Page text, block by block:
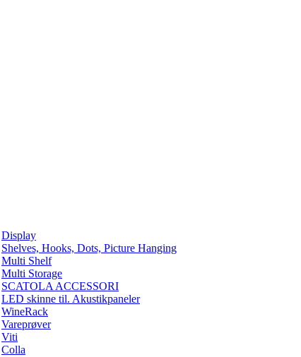
Display
Shelves, Hooks, Dots, Picture Hanging
Multi Shelf
Multi Storage
SCATOLA ACCESSORI
LED skinne til. Akustikpaneler
WineRack
Vareprøver
Viti
Colla